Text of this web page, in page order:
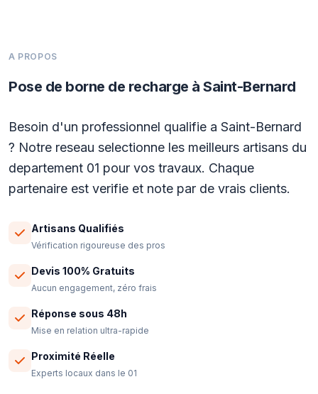
A PROPOS
Pose de borne de recharge à Saint-Bernard
Besoin d'un professionnel qualifie a Saint-Bernard
? Notre reseau selectionne les meilleurs artisans du
departement 01 pour vos travaux. Chaque
partenaire est verifie et note par de vrais clients.
Artisans Qualifiés
Vérification rigoureuse des pros
Devis 100% Gratuits
Aucun engagement, zéro frais
Réponse sous 48h
Mise en relation ultra-rapide
Proximité Réelle
Experts locaux dans le 01